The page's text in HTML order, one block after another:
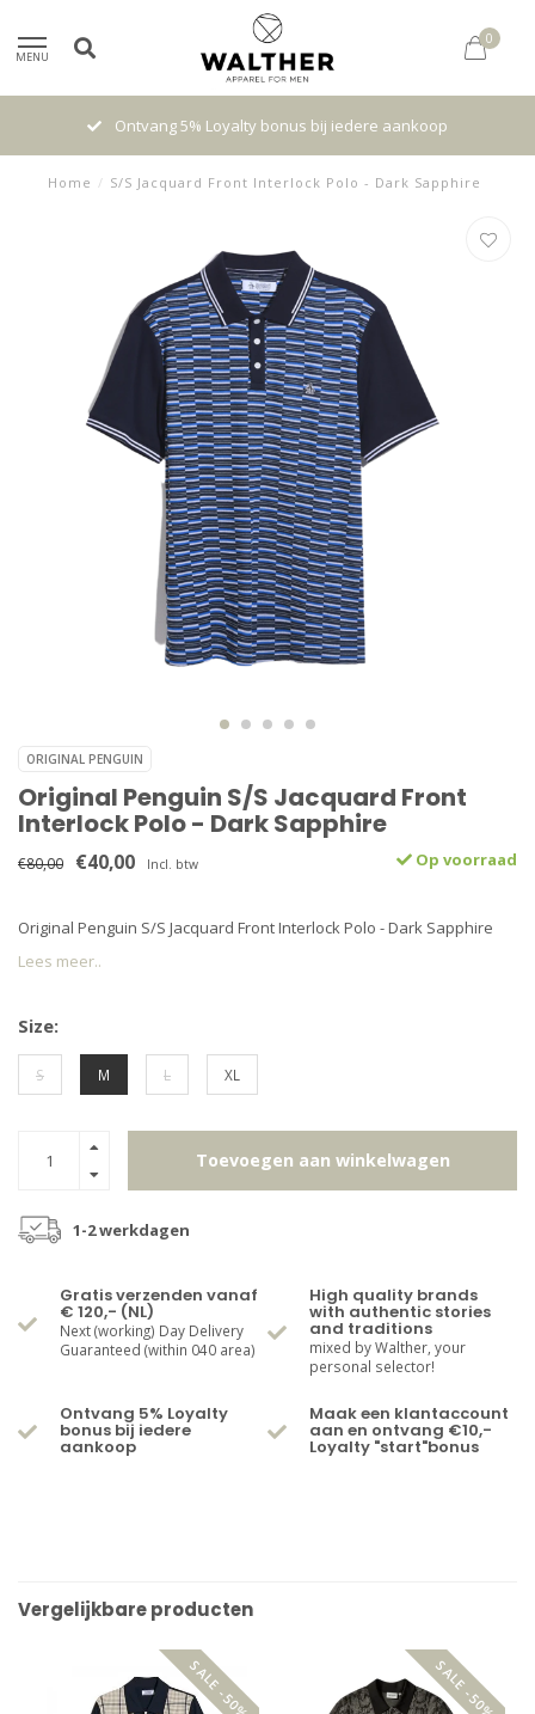
MENU
0
Ontvang 5% Loyalty bonus bij iedere aankoop
Home / S/S Jacquard Front Interlock Polo - Dark Sapphire
ORIGINAL PENGUIN
Original Penguin S/S Jacquard Front
Interlock Polo - Dark Sapphire
€80,00 €40,00 Incl. btw Op voorraad
Original Penguin S/S Jacquard Front Interlock Polo - Dark Sapphire
Lees meer..
Size:
S M L XL
Toevoegen aan winkelwagen
1-2 werkdagen
Gratis verzenden vanaf
€ 120,- (NL)
Next (working) Day Delivery
Guaranteed (within 040 area)
High quality brands
with authentic stories
and traditions
mixed by Walther, your
personal selector!
Ontvang 5% Loyalty
bonus bij iedere
aankoop
Maak een klantaccount
aan en ontvang €10,-
Loyalty "start"bonus
Vergelijkbare producten
SALE -50% SALE -50%